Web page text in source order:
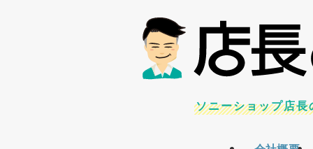
ソニーショップ店